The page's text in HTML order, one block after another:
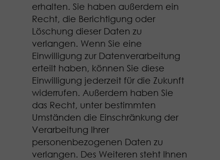
erhalten. Sie haben außerdem ein
Recht, die Berichtigung oder
Löschung dieser Daten zu
verlangen. Wenn Sie eine
Einwilligung zur Datenverarbeitung
erteilt haben, können Sie diese
Einwilligung jederzeit für die Zukunft
widerrufen. Außerdem haben Sie
das Recht, unter bestimmten
Umständen die Einschränkung der
Verarbeitung Ihrer
personenbezogenen Daten zu
verlangen. Des Weiteren steht Ihnen